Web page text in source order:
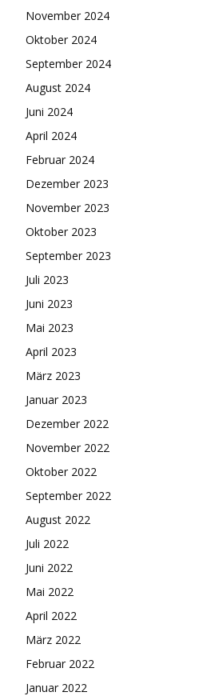
November 2024
Oktober 2024
September 2024
August 2024
Juni 2024
April 2024
Februar 2024
Dezember 2023
November 2023
Oktober 2023
September 2023
Juli 2023
Juni 2023
Mai 2023
April 2023
März 2023
Januar 2023
Dezember 2022
November 2022
Oktober 2022
September 2022
August 2022
Juli 2022
Juni 2022
Mai 2022
April 2022
März 2022
Februar 2022
Januar 2022